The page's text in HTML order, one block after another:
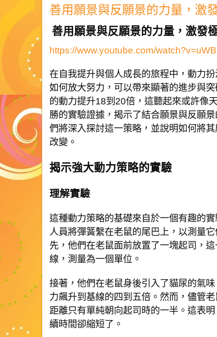
善用願景與反願景的力量，激
善用願景與反願景的力量，激發
https://www.youtube.com/
在自我提升與個人成長的旅程中，動力
如何放大努力，可以帶來顯著的進步與
的動力提升18到20倍，這聽起來或許像
勝的實驗證據，揭示了結合願景與反願
們將深入探討這一策略，並說明如何將
改變。
揭示強大動力策略的實驗
理解實驗
這種動力策略的基礎來自於一個有趣的
人員將彈簧繫在老鼠的尾巴上，以測量
先，他們在老鼠面前放置了一塊起司，
線，測量為一個單位。
接著，他們在老鼠身後引入了貓尿的氣
力飆升到基線的四到五倍。然而，儘管
距離只有單純朝向起司時的一半。這表
續時間卻縮短了。